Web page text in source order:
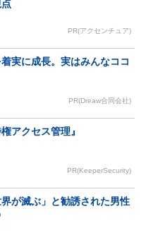
PR(アクセンチュア)
実に成長。実はみんなココ
PR(Dreaw合同会社)
アクセス管理』
PR(KeeperSecurity)
界が滅ぶ」と勧誘された男性